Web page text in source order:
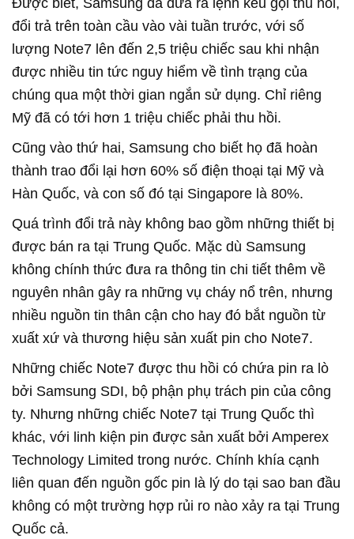
Được biết, Samsung đã đưa ra lệnh kêu gọi thu hồi,
đổi trả trên toàn cầu vào vài tuần trước, với số
lượng Note7 lên đến 2,5 triệu chiếc sau khi nhận
được nhiều tin tức nguy hiểm về tình trạng của
chúng qua một thời gian ngắn sử dụng. Chỉ riêng
Mỹ đã có tới hơn 1 triệu chiếc phải thu hồi.
Cũng vào thứ hai, Samsung cho biết họ đã hoàn
thành trao đổi lại hơn 60% số điện thoại tại Mỹ và
Hàn Quốc, và con số đó tại Singapore là 80%.
Quá trình đổi trả này không bao gồm những thiết bị
được bán ra tại Trung Quốc. Mặc dù Samsung
không chính thức đưa ra thông tin chi tiết thêm về
nguyên nhân gây ra những vụ cháy nổ trên, nhưng
nhiều nguồn tin thân cận cho hay đó bắt nguồn từ
xuất xứ và thương hiệu sản xuất pin cho Note7.
Những chiếc Note7 được thu hồi có chứa pin ra lò
bởi Samsung SDI, bộ phận phụ trách pin của công
ty. Nhưng những chiếc Note7 tại Trung Quốc thì
khác, với linh kiện pin được sản xuất bởi Amperex
Technology Limited trong nước. Chính khía cạnh
liên quan đến nguồn gốc pin là lý do tại sao ban đầu
không có một trường hợp rủi ro nào xảy ra tại Trung
Quốc cả.